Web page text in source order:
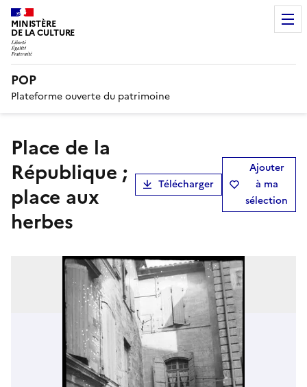
MINISTÈRE
DE LA CULTURE
POP
Plateforme ouverte du patrimoine
place de la
République ;
place aux
herbes
Télécharger
Ajouter
à ma
sélection